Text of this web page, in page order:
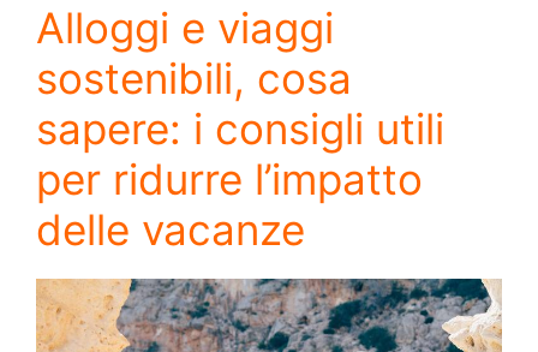
Alloggi e viaggi
sostenibili, cosa
sapere: i consigli utili
per ridurre l’impatto
delle vacanze